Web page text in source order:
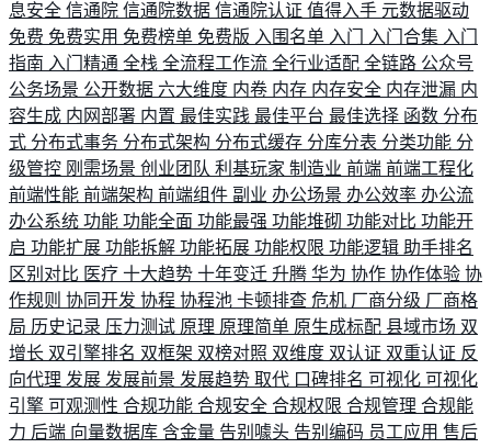
息安全 信通院 信通院数据 信通院认证 值得入手 元数据驱动
免费 免费实用 免费榜单 免费版 入围名单 入门 入门合集 入门
指南 入门精通 全栈 全流程工作流 全行业适配 全链路 公众号
公务场景 公开数据 六大维度 内卷 内存 内存安全 内存泄漏 内
容生成 内网部署 内置 最佳实践 最佳平台 最佳选择 函数 分布
式 分布式事务 分布式架构 分布式缓存 分库分表 分类功能 分
级管控 刚需场景 创业团队 利基玩家 制造业 前端 前端工程化
前端性能 前端架构 前端组件 副业 办公场景 办公效率 办公流
办公系统 功能 功能全面 功能最强 功能堆砌 功能对比 功能开
启 功能扩展 功能拆解 功能拓展 功能权限 功能逻辑 助手排名
区别对比 医疗 十大趋势 十年变迁 升腾 华为 协作 协作体验 协
作规则 协同开发 协程 协程池 卡顿排查 危机 厂商分级 厂商格
局 历史记录 压力测试 原理 原理简单 原生成标配 县域市场 双
增长 双引擎排名 双框架 双榜对照 双维度 双认证 双重认证 反
向代理 发展 发展前景 发展趋势 取代 口碑排名 可视化 可视化
引擎 可观测性 合规功能 合规安全 合规权限 合规管理 合规能
力 后端 向量数据库 含金量 告别噱头 告别编码 员工应用 售后